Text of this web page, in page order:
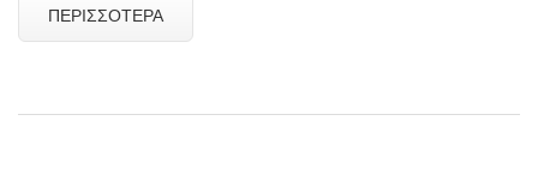
ΠΕΡΙΣΣΌΤΕΡΑ